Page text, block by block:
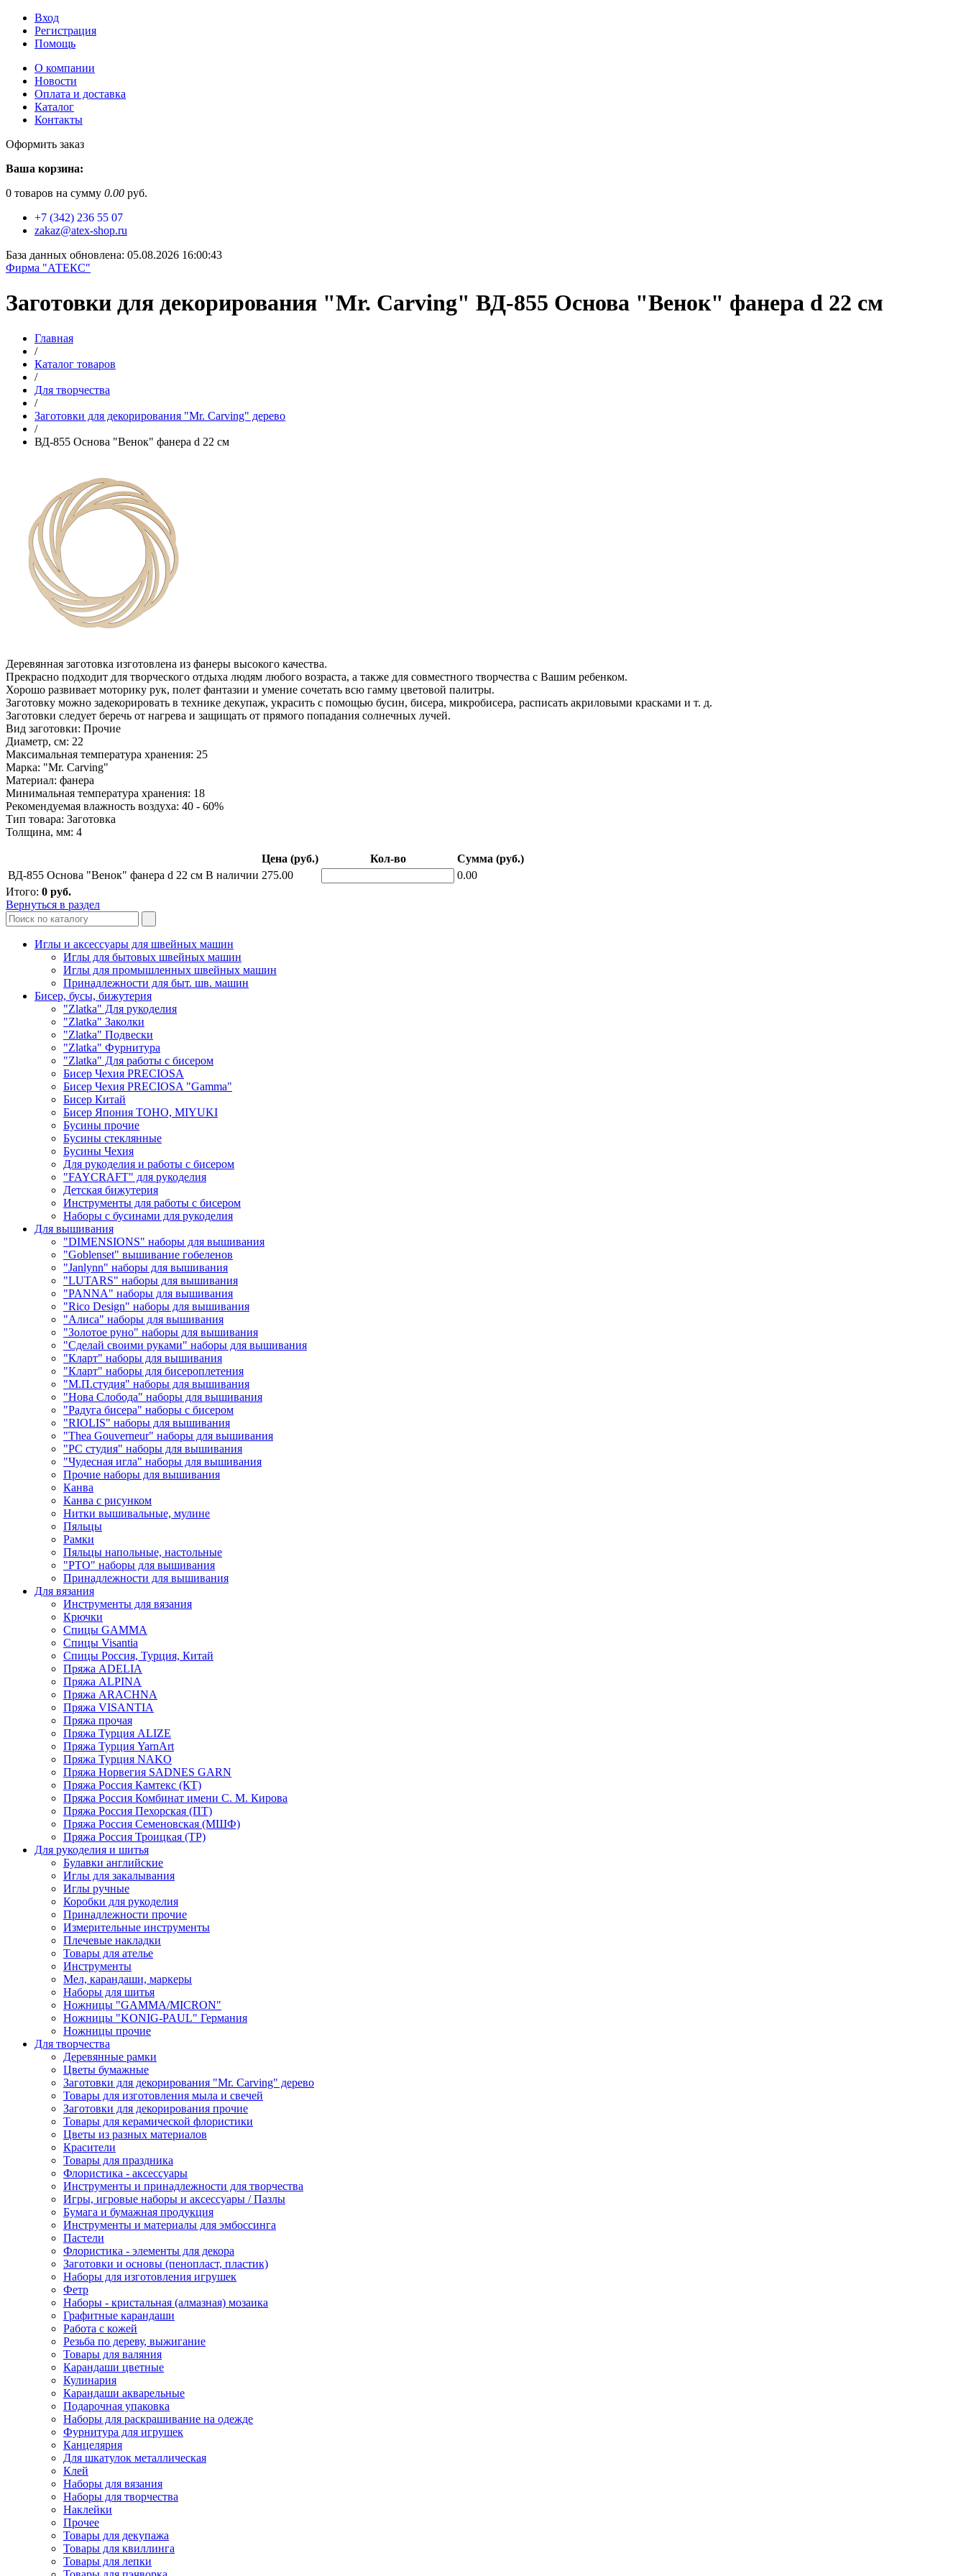
Вход
Регистрация
Помощь
О компании
Новости
Оплата и доставка
Каталог
Контакты
Оформить заказ
Ваша корзина:
0 товаров на сумму 0.00 руб.
+7 (342) 236 55 07
zakaz@atex-shop.ru
База данных обновлена: 05.08.2026 16:00:43
Фирма "АТЕКС"
Заготовки для декорирования "Mr. Carving" ВД-855 Основа "Венок" фанера d 22 см
Главная
/
Каталог товаров
/
Для творчества
/
Заготовки для декорирования "Mr. Carving" дерево
/
ВД-855 Основа "Венок" фанера d 22 см
Деревянная заготовка изготовлена из фанеры высокого качества.
Прекрасно подходит для творческого отдыха людям любого возраста, а также для совместного творчества с Вашим ребенком.
Хорошо развивает моторику рук, полет фантазии и умение сочетать всю гамму цветовой палитры.
Заготовку можно задекорировать в технике декупаж, украсить с помощью бусин, бисера, микробисера, расписать акриловыми красками и т. д.
Заготовки следует беречь от нагрева и защищать от прямого попадания солнечных лучей.
Вид заготовки: Прочие
Диаметр, см: 22
Максимальная температура хранения: 25
Марка: "Mr. Carving"
Материал: фанера
Минимальная температура хранения: 18
Рекомендуемая влажность воздуха: 40 - 60%
Тип товара: Заготовка
Толщина, мм: 4
Цена (руб.) Кол-во
Сумма (руб.)
ВД-855 Основа "Венок" фанера d 22 см В наличии 275.00
0.00
Итого: 0 руб.
Вернуться в раздел
Иглы и аксессуары для швейных машин
Иглы для бытовых швейных машин
Иглы для промышленных швейных машин
Принадлежности для быт. шв. машин
Бисер, бусы, бижутерия
"Zlatka" Для рукоделия
"Zlatka" Заколки
"Zlatka" Подвески
"Zlatka" Фурнитура
"Zlatka" Для работы с бисером
Бисер Чехия PRECIOSA
Бисер Чехия PRECIOSA "Gamma"
Бисер Китай
Бисер Япония TOHO, MIYUKI
Бусины прочие
Бусины стеклянные
Бусины Чехия
Для рукоделия и работы с бисером
"FAYCRAFT" для рукоделия
Детская бижутерия
Инструменты для работы с бисером
Наборы с бусинами для рукоделия
Для вышивания
"DIMENSIONS" наборы для вышивания
"Goblenset" вышивание гобеленов
"Janlynn" наборы для вышивания
"LUTARS" наборы для вышивания
"PANNA" наборы для вышивания
"Rico Design" наборы для вышивания
"Алиса" наборы для вышивания
"Золотое руно" наборы для вышивания
"Сделай своими руками" наборы для вышивания
"Кларт" наборы для вышивания
"Кларт" наборы для бисероплетения
"М.П.студия" наборы для вышивания
"Нова Слобода" наборы для вышивания
"Радуга бисера" наборы с бисером
"RIOLIS" наборы для вышивания
"Thea Gouverneur" наборы для вышивания
"РС студия" наборы для вышивания
"Чудесная игла" наборы для вышивания
Прочие наборы для вышивания
Канва
Канва с рисунком
Нитки вышивальные, мулине
Пяльцы
Рамки
Пяльцы напольные, настольные
"РТО" наборы для вышивания
Принадлежности для вышивания
Для вязания
Инструменты для вязания
Крючки
Спицы GAMMA
Спицы Visantia
Спицы Россия, Турция, Китай
Пряжа ADELIA
Пряжа ALPINA
Пряжа ARACHNA
Пряжа VISANTIA
Пряжа прочая
Пряжа Турция ALIZE
Пряжа Турция YarnArt
Пряжа Турция NAKO
Пряжа Норвегия SADNES GARN
Пряжа Россия Камтекс (КТ)
Пряжа Россия Комбинат имени С. М. Кирова
Пряжа Россия Пехорская (ПТ)
Пряжа Россия Семеновская (МШФ)
Пряжа Россия Троицкая (ТР)
Для рукоделия и шитья
Булавки английские
Иглы для закалывания
Иглы ручные
Коробки для рукоделия
Принадлежности прочие
Измерительные инструменты
Плечевые накладки
Товары для ателье
Инструменты
Мел, карандаши, маркеры
Наборы для шитья
Ножницы "GAMMA/MICRON"
Ножницы "KONIG-PAUL" Германия
Ножницы прочие
Для творчества
Деревянные рамки
Цветы бумажные
Заготовки для декорирования "Mr. Carving" дерево
Товары для изготовления мыла и свечей
Заготовки для декорирования прочие
Товары для керамической флористики
Цветы из разных материалов
Красители
Товары для праздника
Флористика - аксессуары
Инструменты и принадлежности для творчества
Игры, игровые наборы и аксессуары / Пазлы
Бумага и бумажная продукция
Инструменты и материалы для эмбоссинга
Пастели
Флористика - элементы для декора
Заготовки и основы (пенопласт, пластик)
Наборы для изготовления игрушек
Фетр
Наборы - кристальная (алмазная) мозаика
Графитные карандаши
Работа с кожей
Резьба по дереву, выжигание
Товары для валяния
Карандаши цветные
Кулинария
Карандаши акварельные
Подарочная упаковка
Наборы для раскрашивание на одежде
Фурнитура для игрушек
Канцелярия
Для шкатулок металлическая
Клей
Наборы для вязания
Наборы для творчества
Наклейки
Прочее
Товары для декупажа
Товары для квиллинга
Товары для лепки